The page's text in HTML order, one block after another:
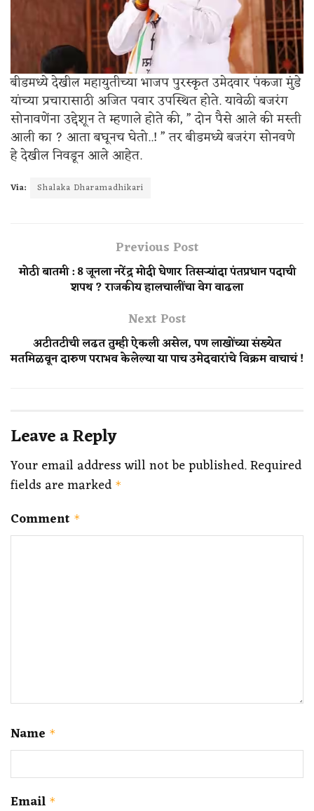
बीडमध्ये देखील महायुतीच्या भाजप पुरस्कृत उमेदवार पंकजा मुंडे
यांच्या प्रचारासाठी अजित पवार उपस्थित होते. यावेळी बजरंग
सोनावणेंना उद्देशून ते म्हणाले होते की, ” दोन पैसे आले की मस्ती
आली का ? आता बघूनच घेतो..! ” तर बीडमध्ये बजरंग सोनवणे
हे देखील निवडून आले आहेत.
Via: Shalaka Dharamadhikari
Previous Post
मोठी बातमी : 8 जूनला नरेंद्र मोदी घेणार तिसऱ्यांदा पंतप्रधान पदाची
शपथ ? राजकीय हालचालींचा वेग वाढला
Next Post
अटीतटीची लढत तुम्ही ऐकली असेल, पण लाखोंच्या संख्येत
मतमिळवून दारुण पराभव केलेल्या या पाच उमेदवारांचे विक्रम वाचाचं !
Leave a Reply
Your email address will not be published.Required
fields are marked *
Comment *
Name *
Email *